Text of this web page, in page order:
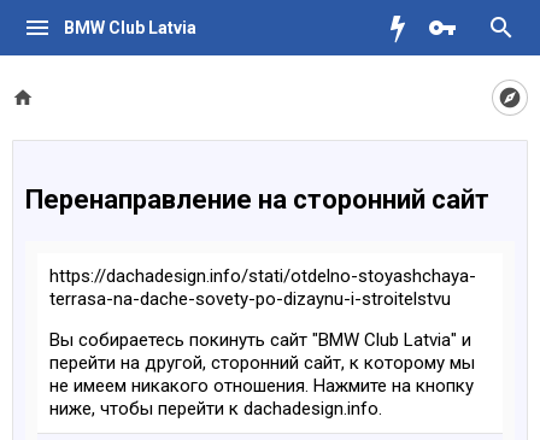
BMW Club Latvia
Перенаправление на сторонний сайт
https://dachadesign.info/stati/otdelno-stoyashchaya-
terrasa-na-dache-sovety-po-dizaynu-i-stroitelstvu
Вы собираетесь покинуть сайт "BMW Club Latvia" и
перейти на другой, сторонний сайт, к которому мы
не имеем никакого отношения. Нажмите на кнопку
ниже, чтобы перейти к dachadesign.info.